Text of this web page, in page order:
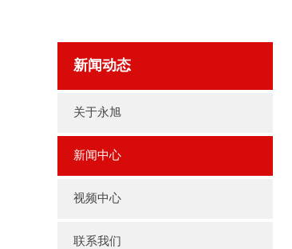
新闻动态
关于永旭
新闻中心
视频中心
联系我们